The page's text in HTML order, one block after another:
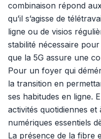
combinaison répond
qu’il s’agisse de
ligne ou de visios
stabilité nécessaire
que la 5G assure une
Pour un foyer qui
la transition en
ses habitudes en ligne.
activités quotidiennes et
numériques essentiels
La présence de la fibre